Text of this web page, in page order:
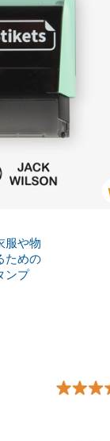
服や物
ための
ンプ